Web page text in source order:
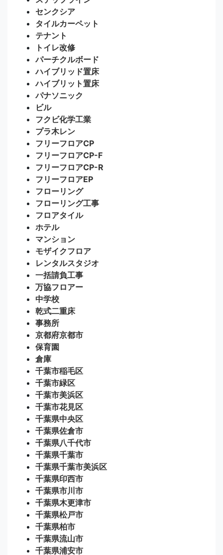
センクシア
タイルカーペット
テナント
トイレ改修
パーチクルボード
ハイブリッド置床
ハイブリット置床
パナソニック
ビル
フクビ化学工業
プラ木レン
フリーフロアCP
フリーフロアCP-F
フリーフロアCP-R
フリーフロアEP
フローリング
フローリング工事
フロアタイル
ホテル
マンション
モザイクフロア
レンタルスタジオ
一括請負工事
万協フロアー
中学校
乾式二重床
事務所
京都府京都市
保育園
倉庫
千葉市稲毛区
千葉市緑区
千葉市美浜区
千葉市花見区
千葉県中央区
千葉県佐倉市
千葉県八千代市
千葉県千葉市
千葉県千葉市美浜区
千葉県印西市
千葉県市川市
千葉県木更津市
千葉県松戸市
千葉県柏市
千葉県流山市
千葉県浦安市